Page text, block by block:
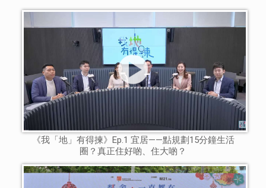
《我「地」有得揀》Ep.1 宜居——點規劃15分鐘生活
圈？真正住好啲、住大啲？